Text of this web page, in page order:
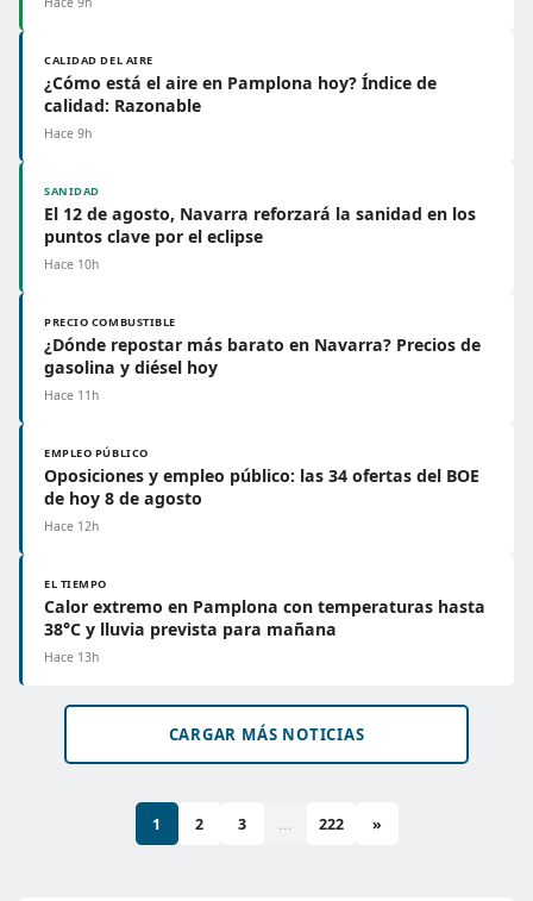
CALIDAD DEL AIRE
¿Cómo está el aire en Pamplona hoy? Índice de
calidad: Razonable
Hace 9h
SANIDAD
El 12 de agosto, Navarra reforzará la sanidad en los
puntos clave por el eclipse
Hace 10h
PRECIO COMBUSTIBLE
¿Dónde repostar más barato en Navarra? Precios de
gasolina y diésel hoy
Hace 11h
EMPLEO PÚBLICO
Oposiciones y empleo público: las 34 ofertas del BOE
de hoy 8 de agosto
Hace 12h
EL TIEMPO
Calor extremo en Pamplona con temperaturas hasta
38°C y lluvia prevista para mañana
Hace 13h
CARGAR MÁS NOTICIAS
1 2 3 ... 222 »